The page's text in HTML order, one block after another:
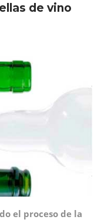
de vino
el proceso de la